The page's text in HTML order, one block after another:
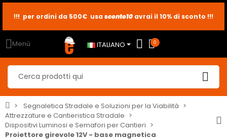
sconto2
sconto5
!!! per ordini da 500€ usa sconto10 avrai il 10% di sconto !!!
Menù ITALIANO 0
Segnaletica Stradale e Soluzioni per la Viabilità
Attrezzature e Cantieristica Stradale
Dispositivi Luminosi e Semafori per Cantieri
Proiettore girevole 12V - base magnetica